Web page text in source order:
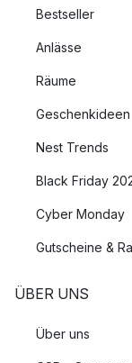
Bestseller
Anlässe
Räume
Geschenkideen
Nest Trends
Black Friday
Cyber Monday
Gutscheine &
ÜBER UNS
Über uns